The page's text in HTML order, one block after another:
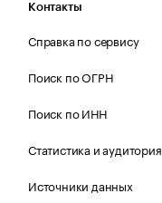
Контакты
Справка по сервису
Поиск по ОГРН
Поиск по ИНН
Статистика и аудитория
Источники данных